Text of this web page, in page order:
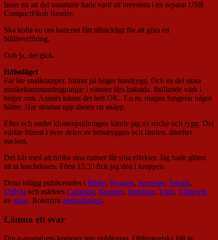
Inser nu att det smartaste hade varit att investera i en separat USB
CompactFlash Reader.
Ska kolla nu om batteriet fått tillräckligt för att göra en
bildöverföring.
Och ja, det gick.
Hälsoläget
Får lite småkramper, främst på höger handrygg. Och en del stora
muskelsammandragningar i vänster lårs baksida. Ihållande värk i
höger arm. Annars känns det helt OK. T.o.m. magen fungerar något
bättre. Har stramat upp dieten ett snäpp.
Efter och under klosterguidningen kände jag av nacke och rygg. Det
värkte främst i övre delen av bröstryggen och länden, därefter
nacken.
Det här med att rubba sina rutiner får sina effekter. Jag hade glömt
att ta lunchdosen. Först 15:30 fick jag den i kroppen.
Detta inlägg publicerades i Bilder, Ryggen, Semester, Teknik,
Utflyktoch märktes Camping, Klostret, Vadstena, Värk, Vättervik
av nisse. Bokmärk permalänken.
Lämna ett svar
Din e-postadress kommer inte publiceras. Obligatoriska fält är